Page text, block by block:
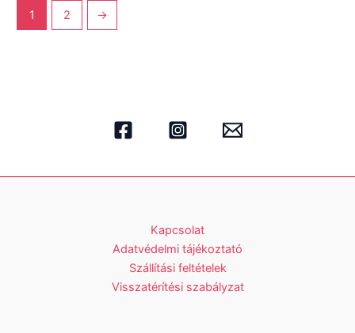
1 2 →
Kapcsolat
Adatvédelmi tájékoztató
Szállítási feltételek
Visszatérítési szabályzat